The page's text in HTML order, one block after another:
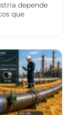
depende
que